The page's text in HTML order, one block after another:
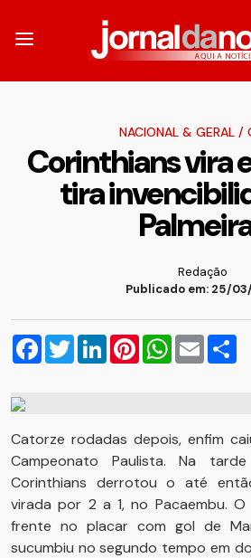
NACIONAL & GERAL/
Corinthians vira
tira
Redação
Publicado em: 25/
Facebook
TwitterLinkedInPinterestWhatsApp
Email
Catorze rodadas depois, enfim
Campeonato Paulista. Na
Corinthians derrotou o até
virada por 2 a 1, no Pacaembu.
frente no placar com gol de
sucumbiu no segundo tempo em